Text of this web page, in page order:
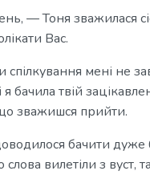
— Тоня зважилася
Вас.
мені не
я бачила твій
зважишся прийти.
бачити дуже
вилетіли з вуст,